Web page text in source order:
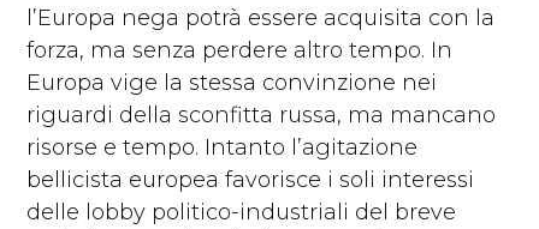
l’Europa nega potrà essere acquisita con la
forza, ma senza perdere altro tempo. In
Europa vige la stessa convinzione nei
riguardi della sconfitta russa, ma mancano
risorse e tempo. Intanto l’agitazione
bellicista europea favorisce i soli interessi
delle lobby politico-industriali del breve